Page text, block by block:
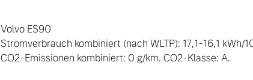
Volvo ES90
Stromverbrauch kombiniert (nach WLTP): 17,1-16,1 kWh/
CO2-Emissionen kombiniert: 0 g/km. CO2-Klasse: A.